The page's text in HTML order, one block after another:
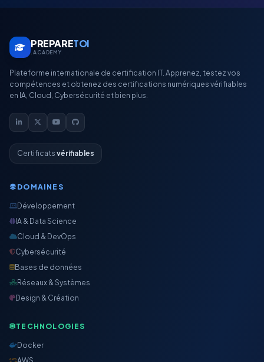
PREPARETOI
.ACADEMY
Plateforme internationale de certification IT. Apprenez, testez vos
compétences et obtenez des certifications numériques vérifiables
en IA, Cloud, Cybersécurité et bien plus.
Certificats vérifiables
DOMAINES
Développement
IA & Data Science
Cloud & DevOps
Cybersécurité
Bases de données
Réseaux & Systèmes
Design & Création
TECHNOLOGIES
Docker